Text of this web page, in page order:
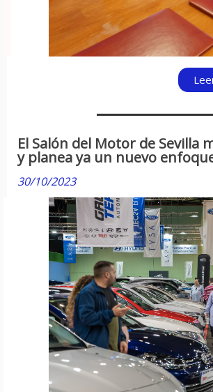
El Salón del Motor de Sevilla
y planea ya un nuevo
30/10/2023